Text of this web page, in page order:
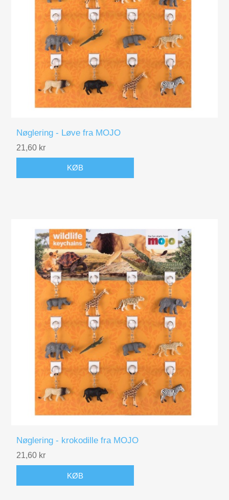
Gavekort
Figurer
Kuglebaner Trix Track
Biler, Tog, skibe
Legemad / køkken
Nøglering - Løve fra MOJO
21,60 kr
KØB
Nøglering - krokodille fra MOJO
21,60 kr
KØB